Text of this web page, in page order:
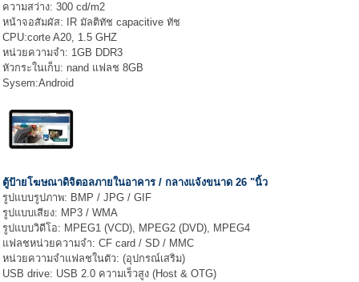
ความสว่าง: 300 cd/m2
หน้าจอสัมผัส: IR มัลติทัช capacitive ทัช
CPU:corte A20, 1.5 GHZ
หน่วยความจำ: 1GB DDR3
หัวกระในเก็บ: nand แฟลช 8GB
Sysem:Android
ตู้ป้ายโฆษณาดิจิตอลภายในอาคาร / กลางแจ้งขนาด 26 "นิ้ว
รูปแบบรูปภาพ: BMP / JPG / GIF
รูปแบบเสียง: MP3 / WMA
รูปแบบวิดีโอ: MPEG1 (VCD), MPEG2 (DVD), MPEG4
แฟลชหน่วยความจำ: CF card / SD / MMC
หน่วยความจำแฟลชในตัว: (อุปกรณ์เสริม)
USB drive: USB 2.0 ความเร็วสูง (Host & OTG)